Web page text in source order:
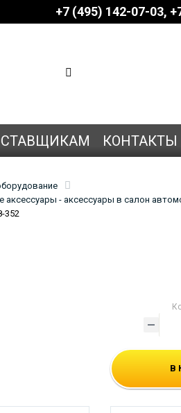
+7 (495) 142-07-03
КОНТАКТЫ
аксессуары - аксессуары в салон
352
В